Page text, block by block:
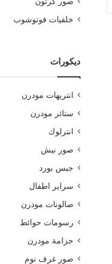
خلفيات فوتوشوب
ديكورات
انتريهات مودرن
ستائر مودرن
انترلوك
صور نيش
جبس بورد
سراير اطفال
صالونات مودرن
رسومات حوائط
جزامة مودرن
صور غرف نوم